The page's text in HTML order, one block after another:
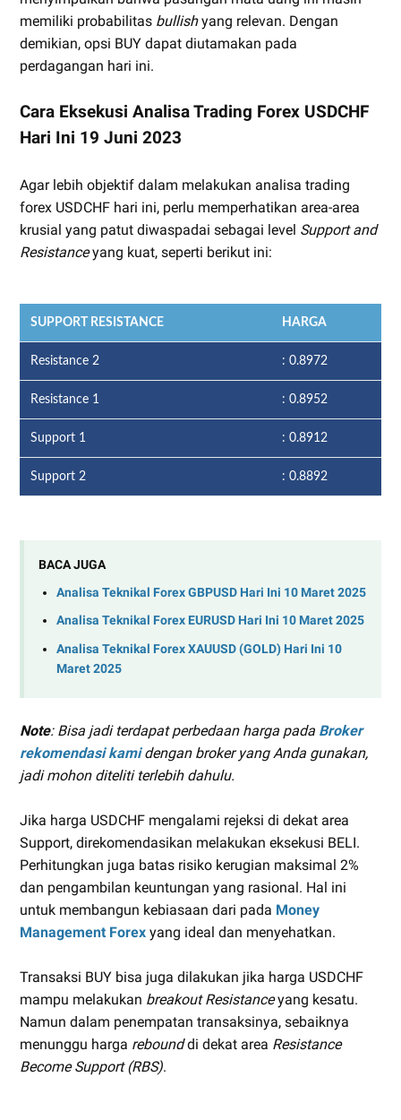
memiliki probabilitas bullishyang relevan. Dengan
demikian, opsi BUY dapat diutamakan pada
perdagangan hari ini.
Cara Eksekusi Analisa Trading Forex USDCHF
Hari Ini 19 Juni 2023
Agar lebih objektif dalam melakukan analisa trading
forex USDCHF hari ini, perlu memperhatikan area-area
krusial yang patut diwaspadai sebagai level Support and
Resistanceyang kuat, seperti berikut ini:
SUPPORT RESISTANCE HARGA
Resistance 2 : 0.8972
Resistance 1 : 0.8952
Support 1 : 0.8912
Support 2 : 0.8892
BACA JUGA
Analisa Teknikal Forex GBPUSD Hari Ini 10 Maret 2025
Analisa Teknikal Forex EURUSD Hari Ini 10 Maret 2025
Analisa Teknikal Forex XAUUSD (GOLD) Hari Ini 10
Maret 2025
Note: Bisa jadi terdapat perbedaan harga pada Broker
rekomendasi kamidengan broker yang Anda gunakan,
jadi mohon diteliti terlebih dahulu.
Jika harga USDCHF mengalami rejeksi di dekat area
Support, direkomendasikan melakukan eksekusi BELI.
Perhitungkan juga batas risiko kerugian maksimal 2%
dan pengambilan keuntungan yang rasional. Hal ini
untuk membangun kebiasaan dari pada Money
Management Forex yang ideal dan menyehatkan.
Transaksi BUY bisa juga dilakukan jika harga USDCHF
mampu melakukan breakout Resistanceyang kesatu.
Namun dalam penempatan transaksinya, sebaiknya
menunggu harga rebounddi dekat area Resistance
Become Support (RBS).